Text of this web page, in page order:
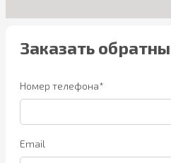
Заказать
Номер телефона*
Email